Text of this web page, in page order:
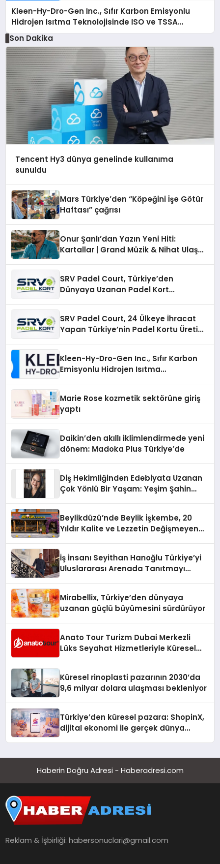
Kleen-Hy-Dro-Gen Inc., Sıfır Karbon Emisyonlu
Hidrojen Isıtma Teknolojisinde ISO ve TSSA
Düzenleyici Onaylarını Aldı
Son Dakika
Tencent Hy3 dünya genelinde kullanıma
sunuldu
Mars Türkiye’den “Köpeğini İşe Götür
Haftası” çağrısı
Onur Şanlı’dan Yazın Yeni Hiti:
Kartallar | Grand Müzik & Nihat Ulaş
SRV Padel Court, Türkiye’den
Dünyaya Uzanan Padel Kort
SRV Padel Court, 24 Ülkeye İhracat
Yapan Türkiye’nin Padel Kortu Üretim
Kleen-Hy-Dro-Gen Inc., Sıfır Karbon
Emisyonlu Hidrojen Isıtma
Marie Rose kozmetik sektörüne giriş
yaptı
Daikin’den akıllı iklimlendirmede yeni
dönem: Madoka Plus Türkiye’de
Diş Hekimliğinden Edebiyata Uzanan
Çok Yönlü Bir Yaşam: Yeşim Şahin
Beylikdüzü’nde Beylik İşkembe, 20
Yıldır Kalite ve Lezzetin Değişmeyen
İş İnsanı Seyithan Hanoğlu Türkiye’yi
Uluslararası Arenada Tanıtmayı
Mirabellix, Türkiye’den dünyaya
uzanan güçlü büyümesini sürdürüyor
Anato Tour Turizm Dubai Merkezli
Lüks Seyahat Hizmetleriyle Küresel
Küresel rinoplasti pazarının 2030’da
9,6 milyar dolara ulaşması bekleniyor
Türkiye’den küresel pazara: ShopinX,
dijital ekonomi ile gerçek dünya
Haberin Doğru Adresi - Haberadresi.com
Reklam & İşbirliği:habersonuclari@gmail.com